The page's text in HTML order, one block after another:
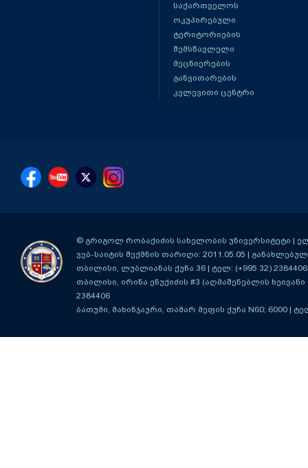
საქართველოს
ოკუპირებული
ტერიტორიების
შემსწავლელი
მეცნიერების
განვითარების
კვლევითი ცენტრი
© გრიგოლ რობაქიძის სახელობის უნივერსიტეტი |
ვებ-საიტის შექმნის თარიღი: 2011.05.05 |
თბილისი, ლუბლიანას ქუჩა 36 | ტელ: (+995 32)
თბილისი, ირინა ენუქიძის #3 (აღმაშენებლის ხეივანი
2384406
ბათუმი, მახინჯაური, თამარ მეფის ქუჩა N60; 6000 |